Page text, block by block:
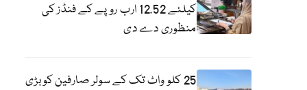
کیلئے 12.52 ارب روپے کے فنڈز کی
منظوری دے دی
25 کلو واٹ تک کے سولر صارفین کو بڑی